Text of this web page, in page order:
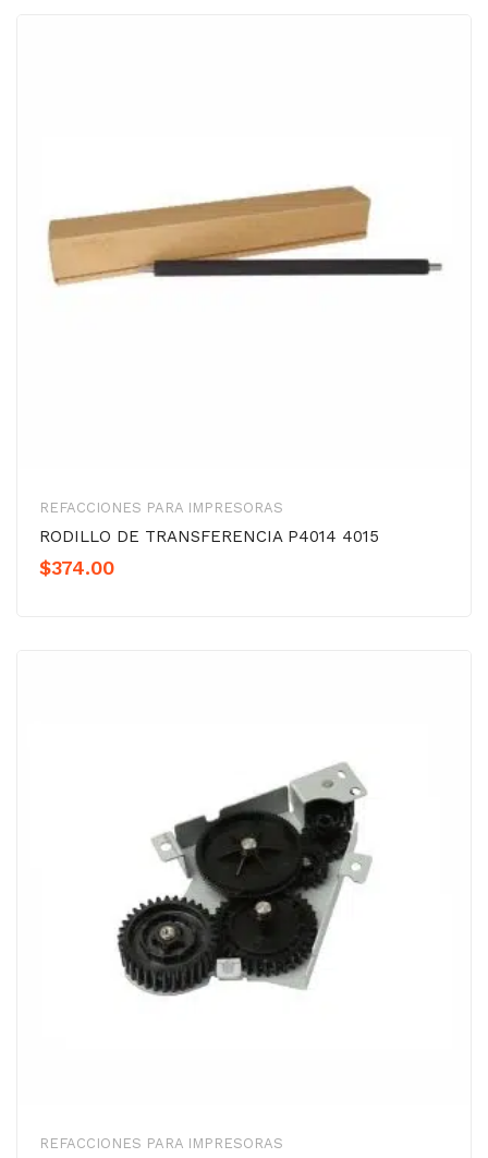
REFACCIONES PARA IMPRESORAS
RODILLO DE TRANSFERENCIA P4014 4015
$374.00
REFACCIONES PARA IMPRESORAS